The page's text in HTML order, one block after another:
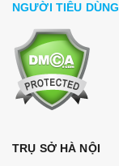
NGƯỜI TIÊU DÙNG
TRỤ SỞ HÀ NỘI